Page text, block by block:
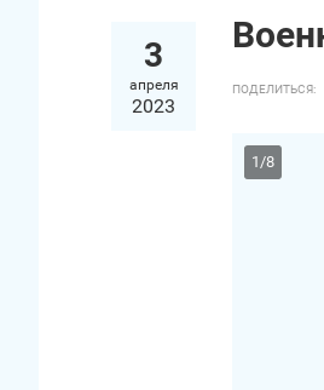
3
апреля
2023
ПОДЕЛИТЬСЯ:
1/8